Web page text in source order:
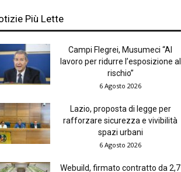
Più Lette
Campi Flegrei, Musumeci “Al
lavoro per ridurre l’esposizione al
rischio”
6 Agosto 2026
Lazio, proposta di legge per
rafforzare sicurezza e vivibilità
spazi urbani
6 Agosto 2026
Webuild, firmato contratto da 2,7